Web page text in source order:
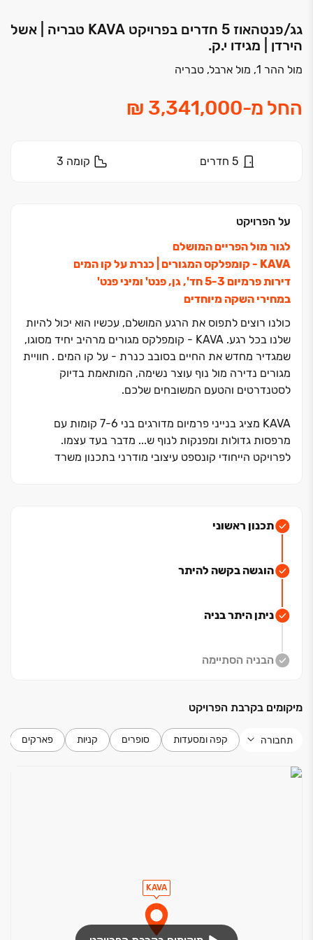
גג/פנטהאוז 5 חדרים בפרויקט KAVA‏ טבריה | אשל
הירדן | מגידו י.ק.
מול ההר 1, מול ארבל, טבריה
החל מ-
5 חדרים קומה 3
על הפרויקט
לגור מול הפריים המושלם
KAVA ‏- קומפלקס המגורים ‏| כנרת על קו המים
דירות פרמיום ‏3‏-‏5 חד', גן, פנט' ומיני פנט'
במחירי השקה מיוחדים
כולנו רוצים לתפוס את הרגע המושלם, עכשיו הוא יכול להיות
שלנו בכל רגע. KAVA ‏- קומפלקס מגורים מרהיב יחיד מסוגו,
שמגדיר מחדש את החיים בסובב כנרת ‏- על קו המים . חוויית
מגורים נדירה מול נוף עוצר נשימה, המותאמת בדיוק
לסטנדרטים והטעם המשובחים שלכם.
KAVA מציג בנייני פרמיום מדורגים בני ‏6‏-‏7 קומות עם
מרפסות גדולות ומפנקות לנוף ש... מדבר בעד עצמו.
לפרויקט הייחודי קונספט עיצובי מודרני בתכנון משרד
עם ‏7 דונם של פארקים ירוקים ומתוכננים בה מבני ציבור
ייחודית מרשימה עם בנייני יוקרה, ווילות פרטיות ודירות
נופש.
חשוב ‏- הידיעה שברגע אחד הכנרת מחכה לך ממש מתחת
תכנון ראשוני
הוגשה בקשה להיתר
ניתן היתר בניה
הבניה הסתיימה
מיקומים בקרבת הפרויקט
תחבורה קפה ומסעדות סופרים קניות פארקים
KAVA‏